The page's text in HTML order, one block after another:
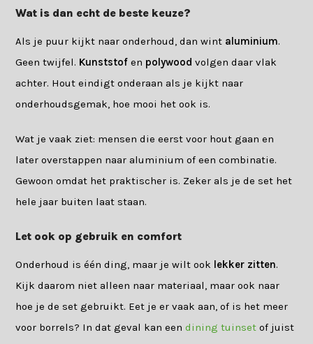
Wat is dan echt de beste keuze?
Als je puur kijkt naar onderhoud, dan wint aluminium.
Geen twijfel. Kunststof en polywood volgen daar vlak
achter. Hout eindigt onderaan als je kijkt naar
onderhoudsgemak, hoe mooi het ook is.
Wat je vaak ziet: mensen die eerst voor hout gaan en
later overstappen naar aluminium of een combinatie.
Gewoon omdat het praktischer is. Zeker als je de set het
hele jaar buiten laat staan.
Let ook op gebruik en comfort
Onderhoud is één ding, maar je wilt ook lekker zitten.
Kijk daarom niet alleen naar materiaal, maar ook naar
hoe je de set gebruikt. Eet je er vaak aan, of is het meer
voor borrels? In dat geval kan eendining tuinset of juist